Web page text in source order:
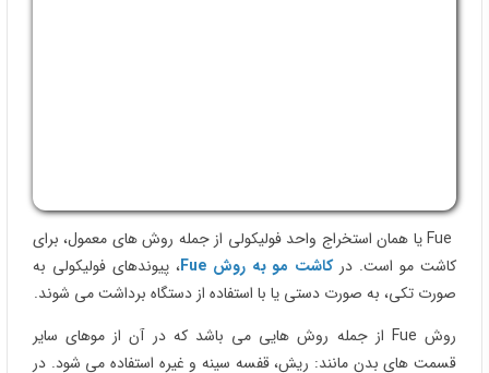
Fue یا همان استخراج واحد فولیکولی از جمله روش های معمول، برای
کاشت مو است. در کاشت مو به روش Fue
، پیوندهای فولیکولی به
صورت تکی، به صورت دستی یا با استفاده از دستگاه برداشت می شوند.
روش Fue از جمله روش هایی می باشد که در آن از موهای سایر
قسمت های بدن مانند: ریش، قفسه سینه و غیره استفاده می شود. در